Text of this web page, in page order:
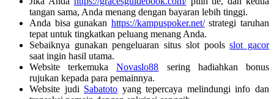
tangan sama, Anda menang dengan bayaran lebih tinggi.
Anda bisa gunakan https://kampuspoker.net/strategi taruhan
tepat untuk tingkatkan peluang menang Anda.
Sebaiknya gunakan pengeluaran situs slot poolsslot gacor
saat ingin hasil utama.
Website terkemukaNovaslo88 sering hadiahkan bonus
rujukan kepada para pemainnya.
Website judi Sabatoto yang tepercaya melindungi info dan